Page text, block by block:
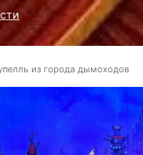
из города дымоходов